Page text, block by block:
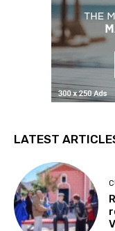
LATEST